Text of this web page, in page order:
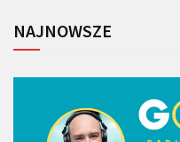
NAJNOWSZE